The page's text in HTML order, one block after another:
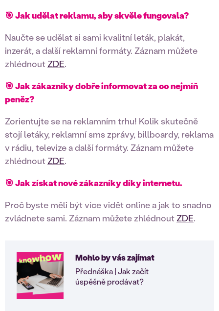
🎯 Jak udělat reklamu, aby skvěle fungovala?
Naučte se udělat si sami kvalitní leták, plakát,
inzerát, a další reklamní formáty. Záznam můžete
zhlédnout ZDE.
🎯 Jak zákazníky dobře informovat za co nejmíň
peněz?
Zorientujte se na reklamním trhu! Kolik skutečně
stojí letáky, reklamní sms zprávy, billboardy, reklama
v rádiu, televize a další formáty. Záznam můžete
zhlédnout ZDE.
🎯 Jak získat nové zákazníky díky internetu.
Proč byste měli být více vidět online a jak to snadno
zvládnete sami. Záznam můžete zhlédnout ZDE.
Mohlo by vás zajímat
Přednáška | Jak začít
úspěšně prodávat?